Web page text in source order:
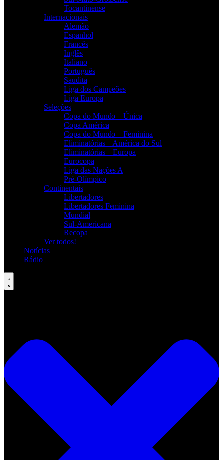
Tocantinense
Internacionais
Alemão
Espanhol
Francês
Inglês
Italiano
Português
Saudita
Liga dos Campeões
Liga Europa
Seleções
Copa do Mundo – Única
Copa América
Copa do Mundo – Feminina
Eliminatórias – América do Sul
Eliminatórias – Europa
Eurocopa
Liga das Nações A
Pré-Olímpico
Continentais
Libertadores
Libertadores Feminina
Mundial
Sul-Americana
Recopa
Ver todos!
Notícias
Rádio